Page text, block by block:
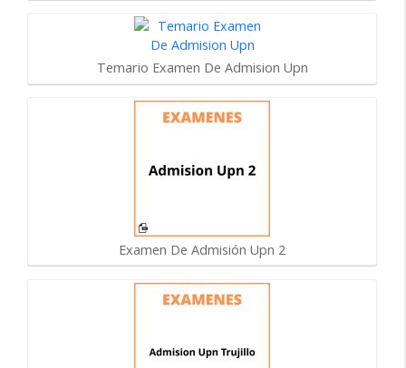
Temario Examen De Admision Upn
Examen De Admisión Upn 2